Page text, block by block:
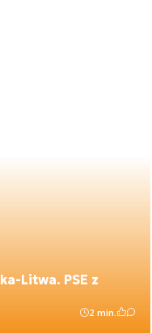
Litwa. PSE z
2 min.